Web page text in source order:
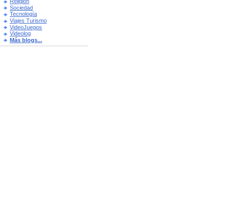
Sociedad
Tecnología
Viajes Turismo
VideoJuegos
Videolog
Más blogs...